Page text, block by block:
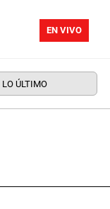
EN VIVO
LO ÚLTIMO